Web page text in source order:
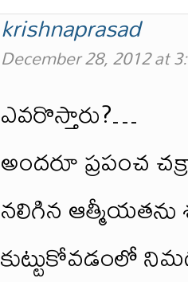
krishnaprasad
December 28, 2012 at
ఎవరొస్తారు?…
అందరూ ప్రపంచ
నలిగిన ఆత్మీయతను
కుట్టుకోవడంలో